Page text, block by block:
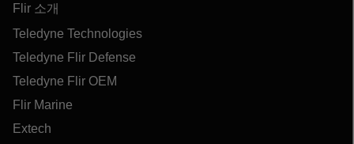
Flir 소개
Teledyne Technologies
Teledyne Flir Defense
Teledyne Flir OEM
Flir Marine
Extech